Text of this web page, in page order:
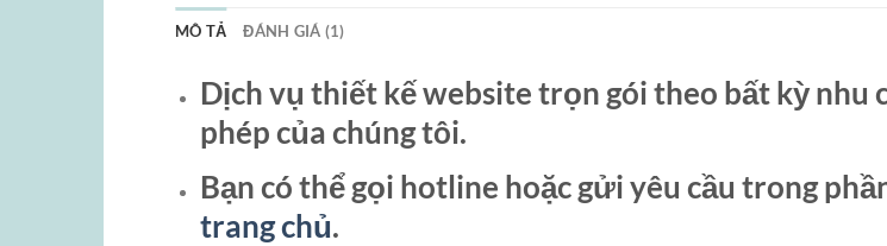
MÔ TẢ ĐÁNH GIÁ (1)
Dịch vụ thiết kế website trọn gói theo bất kỳ nhu
phép của chúng tôi.
Bạn có thể gọi hotline hoặc gửi yêu cầu trong
trang chủ.